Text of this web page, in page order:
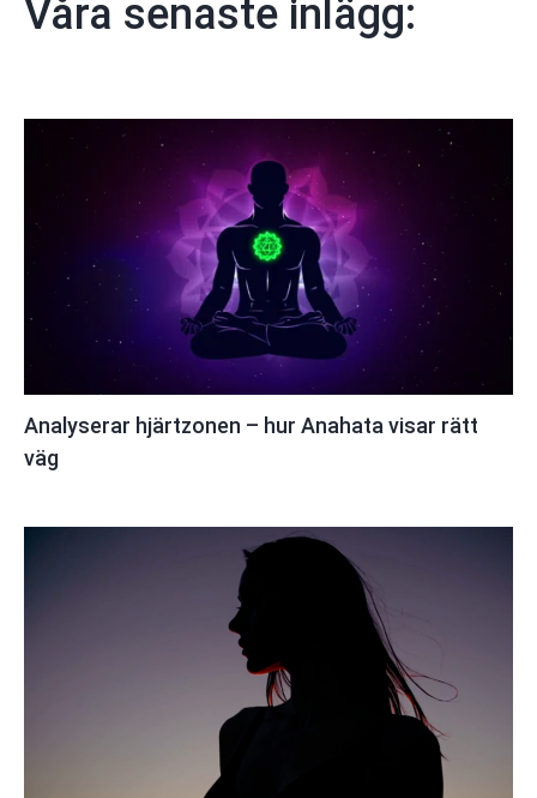
Våra senaste inlägg:
Analyserar hjärtzonen – hur Anahata visar rätt
väg